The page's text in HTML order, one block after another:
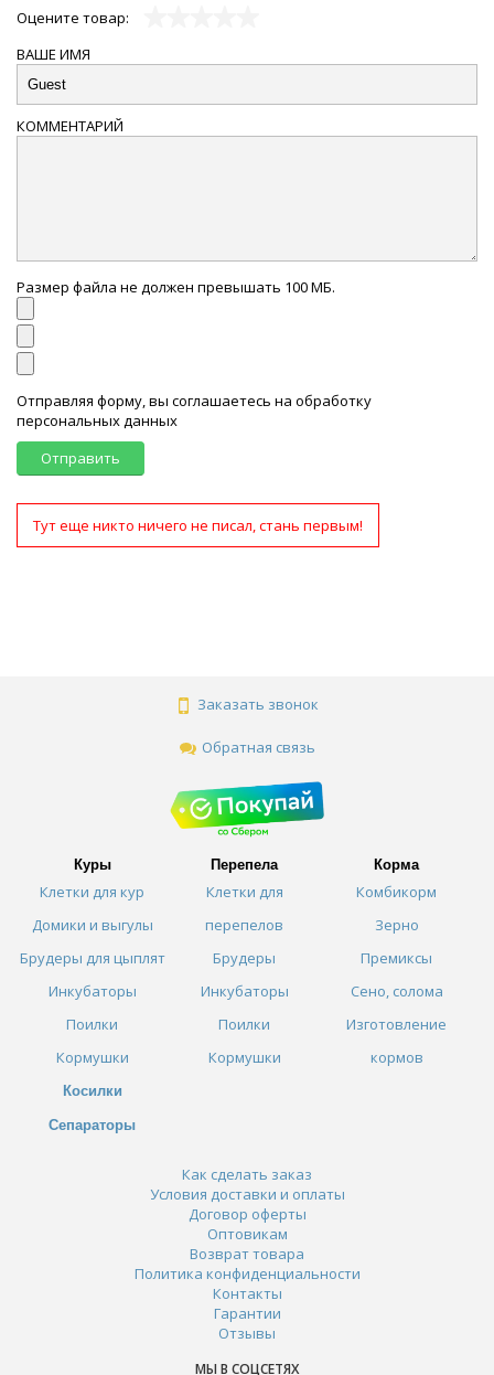
Оцените товар:
ВАШЕ ИМЯ
КОММЕНТАРИЙ
Размер файла не должен превышать 100 МБ.
Отправляя форму, вы соглашаетесь на обработку
персональных данных
Отправить
Тут еще никто ничего не писал, стань первым!
Заказать звонок
Обратная связь
Куры
Клетки для кур
Домики и выгулы
Брудеры для цыплят
Инкубаторы
Поилки
Кормушки
Косилки
Сепараторы
Перепела
Клетки для
перепелов
Брудеры
Инкубаторы
Поилки
Кормушки
Корма
Комбикорм
Зерно
Премиксы
Сено, солома
Изготовление
кормов
Как сделать заказ
Условия доставки и оплаты
Договор оферты
Оптовикам
Возврат товара
Политика конфиденциальности
Контакты
Гарантии
Отзывы
МЫ В СОЦСЕТЯХ